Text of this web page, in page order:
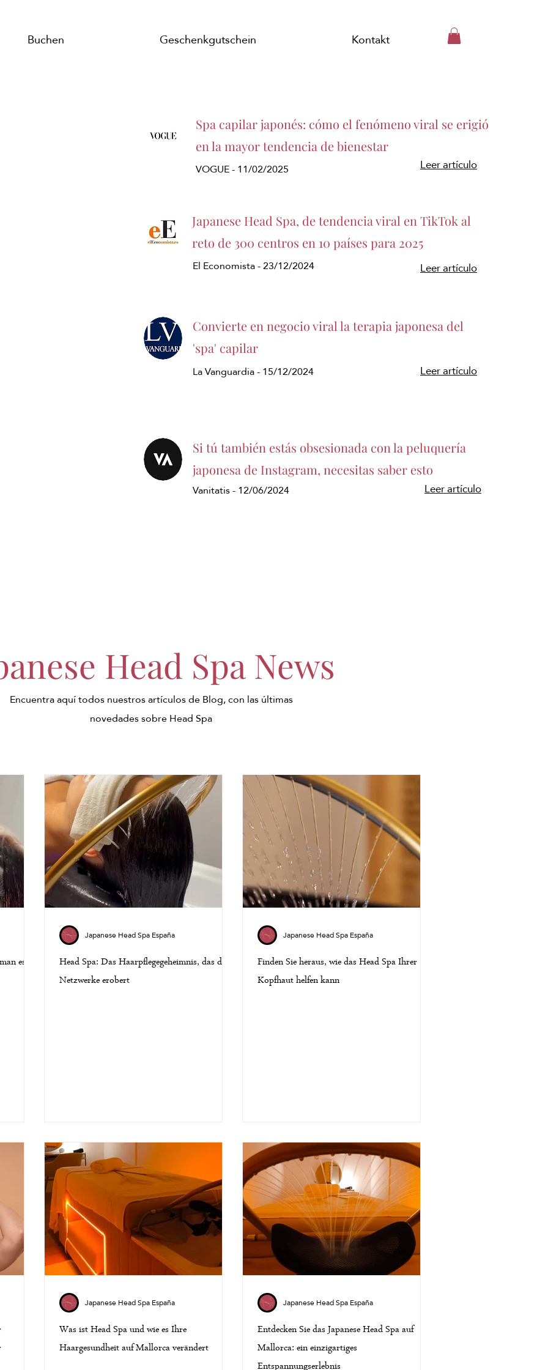
Buchen Geschenkgutschein Kontakt
Spa capilar japonés: cómo el fenómeno viral se erigió
en la mayor tendencia de bienestar
VOGUE - 11/02/2025
Japanese Head Spa, de tendencia viral en TikTok al
reto de 300 centros en 10 países para 2025
Leer artículo
El Economista - 23/12/2024 Leer artículo
Convierte en negocio viral la terapia japonesa del
'spa' capilar
La Vanguardia - 15/12/2024 Leer artículo
Si tú también estás obsesionada con la peluquería
japonesa de Instagram, necesitas saber esto
Vanitatis - 12/06/2024 Leer artículo
es
Head Spa: Das Haarpflegegeheimnis, das die
Netzwerke erobert
Japanese Head Spa España
Finden Sie heraus, wie das Head Spa Ihrer
Kopfhaut helfen kann
Japanese Head Spa España
Was ist Head Spa und wie es Ihre
Haargesundheit auf Mallorca verändert
Japanese Head Spa España
Entdecken Sie das Japanese Head Spa auf
Mallorca: ein einzigartiges
Japanese Head Spa España
Head Spa News
Encuentra aquí todos nuestros artículos de Blog, con las últimas
novedades sobre Head Spa